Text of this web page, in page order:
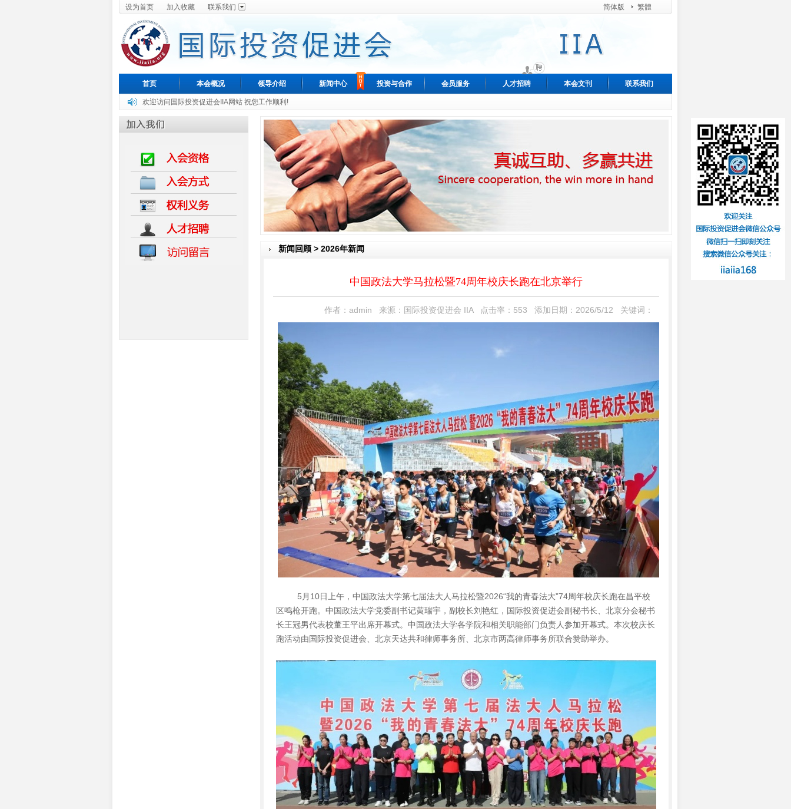
设为首页 加入收藏 联系我们 繁體
简体版
首页 本会概况 领导介绍 新闻中心 投资与合作 会员服务 人才招聘 本会文刊 联系我们
欢迎访问国际投资促进会IIA网站 祝您工作顺利!
新闻回顾 > 2026年新闻
中国政法大学马拉松暨74周年校庆长跑在北京举行
作者：admin 来源：国际投资促进会 IIA 点击率：553 添加日期：2026/5/12 关键词：
5月10日上午，中国政法大学第七届法大人马拉松暨2026“我的青春法大”74周年校庆长跑在昌平校
区鸣枪开跑。中国政法大学党委副书记黄瑞宇，副校长刘艳红，国际投资促进会副秘书长、北京分会秘书
长王冠男代表校董王平出席开幕式。中国政法大学各学院和相关职能部门负责人参加开幕式。本次校庆长
跑活动由国际投资促进会、北京天达共和律师事务所、北京市两高律师事务所联合赞助举办。